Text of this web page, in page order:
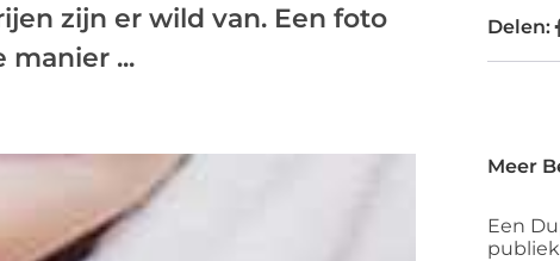
zijn er wild van. Een foto
manier ...
Delen:
Meer
Een